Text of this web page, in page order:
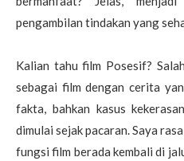
pengambilan tindakan yang
Kalian tahu film Posesif?
sebagai film dengan cerita
fakta, bahkan kasus
dimulai sejak pacaran. Saya
fungsi film berada kembali di